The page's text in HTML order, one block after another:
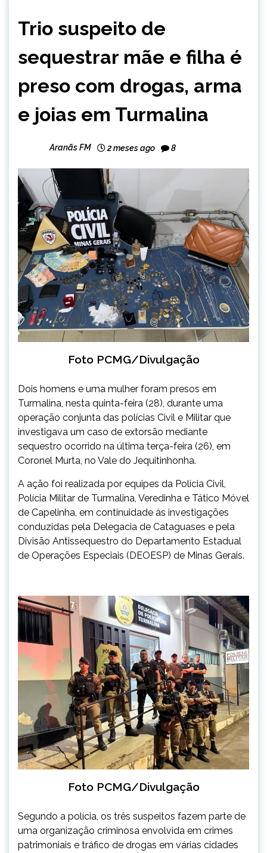
MINAS
NOTÍCIAS
Trio suspeito de
sequestrar mãe e filha é
preso com drogas, arma
e joias em Turmalina
Aranãs FM 2 meses ago 8
Foto PCMG/Divulgação
Dois homens e uma mulher foram presos em
Turmalina, nesta quinta-feira (28), durante uma
operação conjunta das polícias Civil e Militar que
investigava um caso de extorsão mediante
sequestro ocorrido na última terça-feira (26), em
Coronel Murta, no Vale do Jequitinhonha.
A ação foi realizada por equipes da Polícia Civil,
Polícia Militar de Turmalina, Veredinha e Tático Móvel
de Capelinha, em continuidade às investigações
conduzidas pela Delegacia de Cataguases e pela
Divisão Antissequestro do Departamento Estadual
de Operações Especiais (DEOESP) de Minas Gerais.
Foto PCMG/Divulgação
Segundo a polícia, os três suspeitos fazem parte de
uma organização criminosa envolvida em crimes
patrimoniais e tráfico de drogas em várias cidades